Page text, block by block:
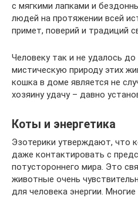
с мягкими лапками и
людей на протяжении всей
примет, поверий и традиций
Человеку так и не удалось до
мистическую природу этих
кошка в доме является не
хозяину удачу – давно
Коты и энергетика
Эзотерики утверждают, что
даже контактировать с
потустороннего мира. Это
животные очень
для человека энергии.